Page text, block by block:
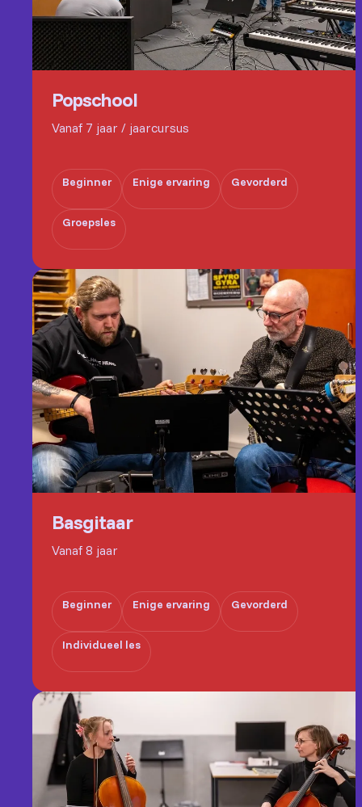
Popschool
Vanaf 7 jaar / jaarcursus
Beginner Enige ervaring Gevorderd
Groepsles
Basgitaar
Vanaf 8 jaar
Beginner Enige ervaring Gevorderd
Individueel les